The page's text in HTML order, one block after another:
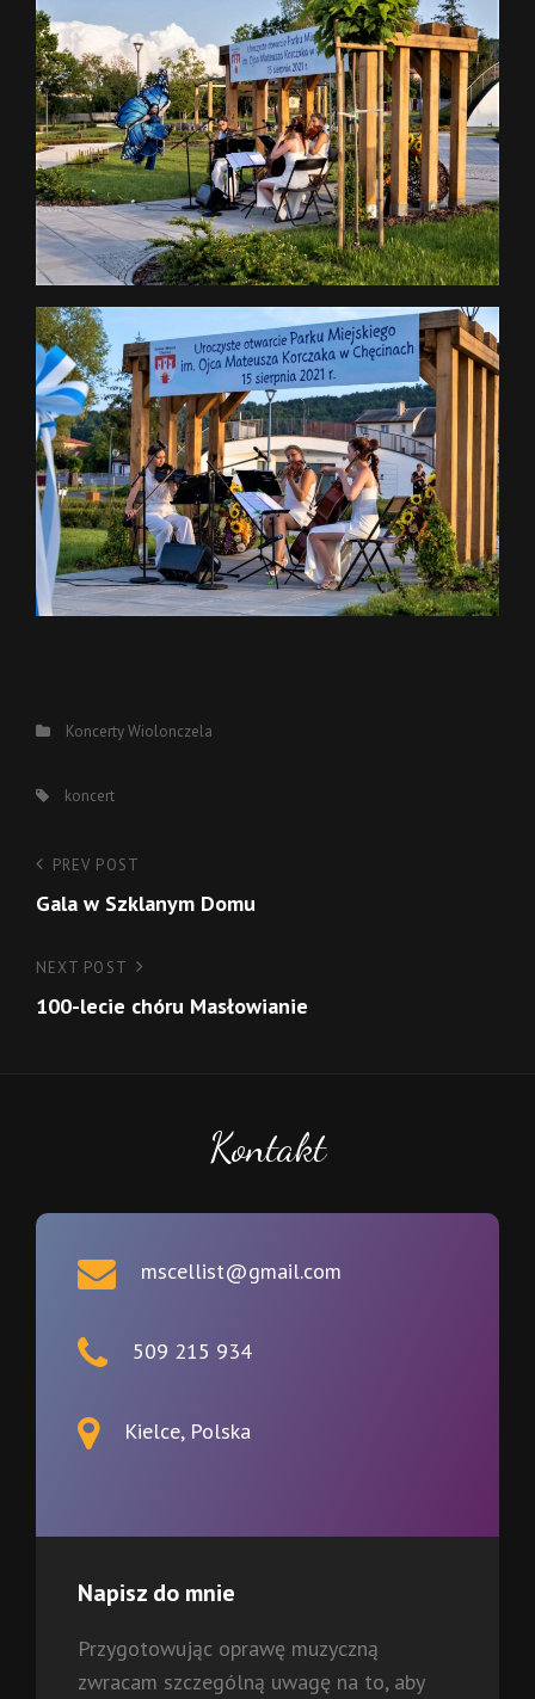
Categories
KoncertyWiolonczela
Tags,koncert
Nawigacja
wpisu
Previous
Post
PREV POST
Gala w Szklanym Domu
Next
Post
NEXT POST
100-lecie chóru Masłowianie
Kontakt
mscellist@gmail.com
509 215 934
Kielce, Polska
Napisz do mnie
Przygotowując oprawę muzyczną
zwracam szczególną uwagę na to, aby